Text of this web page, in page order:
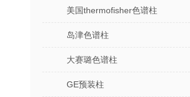
美国thermofisher色谱柱
岛津色谱柱
大赛璐色谱柱
GE预装柱